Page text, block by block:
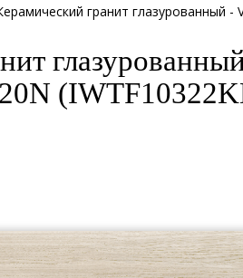
гранит глазурованный -